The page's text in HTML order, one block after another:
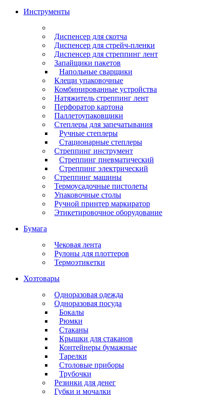
Инструменты
Диспенсер для скотча
Диспенсер для стрейч-пленки
Диспенсер для стреппинг лент
Запайщики пакетов
Напольные сварщики
Клещи упаковочные
Комбинированные устройства
Натяжитель стреппинг лент
Перфоратор картона
Паллетоупаковщики
Степлеры для запечатывания
Ручные степлеры
Стационарные степлеры
Стреппинг инструмент
Стреппинг пневматический
Стреппинг электрический
Стреппинг машины
Термоусадочные пистолеты
Упаковочные столы
Ручной принтер маркиратор
Этикетировочное оборудование
Бумага
Чековая лента
Рулоны для плоттеров
Термоэтикетки
Хозтовары
Одноразовая одежда
Одноразовая посуда
Бокалы
Рюмки
Стаканы
Крышки для стаканов
Контейнеры бумажные
Тарелки
Столовые приборы
Трубочки
Резинки для денег
Губки и мочалки